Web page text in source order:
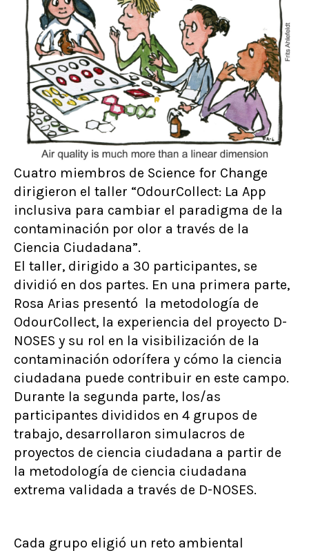
Cuatro miembros de Science for Change
dirigieron el taller “OdourCollect: La App
inclusiva para cambiar el paradigma de la
contaminación por olor a través de la
Ciencia Ciudadana”.
El taller, dirigido a 30 participantes, se
dividió en dos partes. En una primera parte,
Rosa Arias presentó la metodología de
OdourCollect, la experiencia del proyecto D-
NOSES y su rol en la visibilización de la
contaminación odorífera y cómo la ciencia
ciudadana puede contribuir en este campo.
Durante la segunda parte, los/as
participantes divididos en 4 grupos de
trabajo, desarrollaron simulacros de
proyectos de ciencia ciudadana a partir de
la metodología de ciencia ciudadana
extrema validada a través de D-NOSES.
Cada grupo eligió un reto ambiental